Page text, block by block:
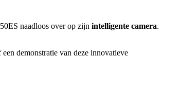
naadloos over op zijn intelligente camera.
demonstratie van deze innovatieve